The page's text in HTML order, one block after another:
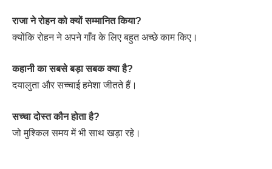
राजा ने रोहन को क्यों सम्मानित किया?
क्योंकि रोहन ने अपने गाँव के लिए बहुत अच्छे काम किए।
कहानी का सबसे बड़ा सबक क्या है?
दयालुता और सच्चाई हमेशा जीतते हैं।
सच्चा दोस्त कौन होता है?
जो मुश्किल समय में भी साथ खड़ा रहे।